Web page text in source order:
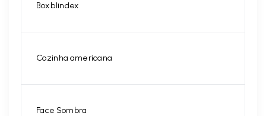
Box blindex
Cozinha americana
Face Sombra